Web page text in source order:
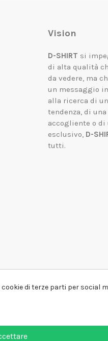
Vision
D-SHIRT si
di alta qualità
da vedere, ma
un messaggio
alla ricerca di
tendenza, di
accogliente o di
esclusivo, D-
tutti.
di terze parti per social